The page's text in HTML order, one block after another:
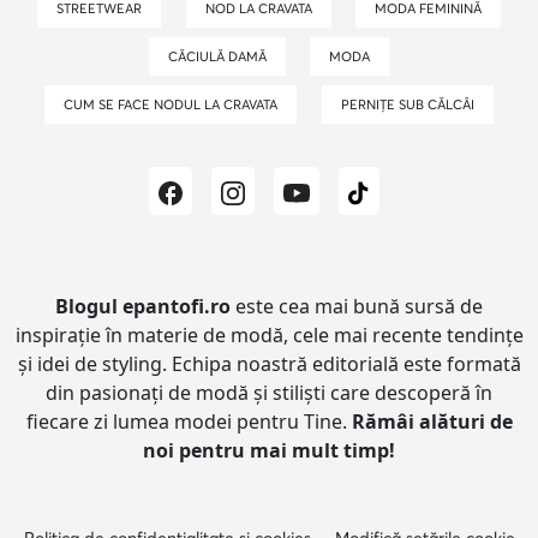
STREETWEAR NOD LA CRAVATA MODA FEMININĂ
CĂCIULĂ DAMĂ MODA
CUM SE FACE NODUL LA CRAVATA PERNIȚE SUB CĂLCÂI
Blogul epantofi.ro este cea mai bună sursă de
inspirație în materie de modă, cele mai recente tendințe
și idei de styling. Echipa noastră editorială este formată
din pasionați de modă și stiliști care descoperă în
fiecare zi lumea modei pentru Tine. Rămâi alături de
noi pentru mai mult timp!